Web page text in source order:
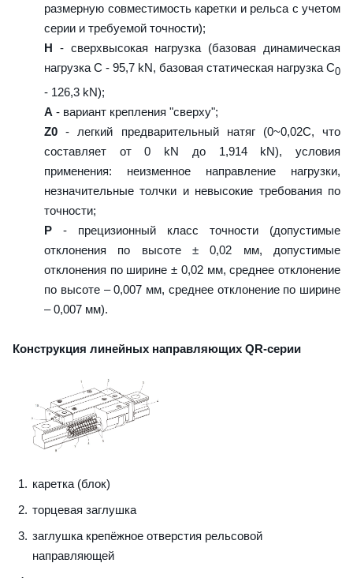
размерную совместимость каретки и рельса с учетом
серии и требуемой точности);
H - сверхвысокая нагрузка (базовая динамическая
нагрузка C - 95,7 kN, базовая статическая нагрузка С0
- 126,3 kN);
A - вариант крепления "сверху";
Z0 - легкий предварительный натяг (0~0,02C, что
составляет от 0 kN до 1,914 kN), условия
применения: неизменное направление нагрузки,
незначительные толчки и невысокие требования по
точности;
P - прецизионный класс точности (допустимые
отклонения по высоте ± 0,02 мм, допустимые
отклонения по ширине ± 0,02 мм, среднее отклонение
по высоте – 0,007 мм, среднее отклонение по ширине
– 0,007 мм).
Конструкция линейных направляющих QR-серии
каретка (блок)
торцевая заглушка
заглушка крепёжное отверстия рельсовой
направляющей